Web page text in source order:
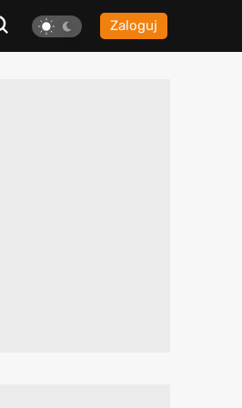
Zaloguj